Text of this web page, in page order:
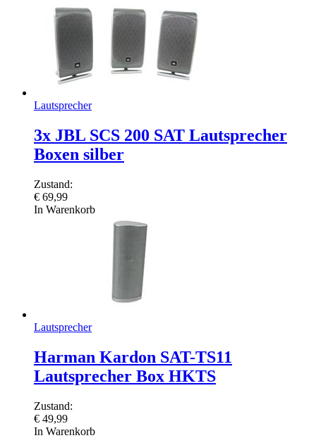
Lautsprecher
3x JBL SCS 200 SAT Lautsprecher
Boxen silber
Zustand:
€ 69,99
In Warenkorb
Lautsprecher
Harman Kardon SAT-TS11
Lautsprecher Box HKTS
Zustand:
€ 49,99
In Warenkorb